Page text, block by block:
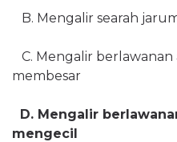
B. Mengalir searah
C. Mengalir
membesar
D. Mengalir
mengecil